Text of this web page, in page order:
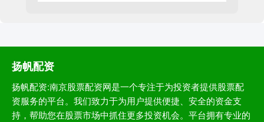
扬帆配资
扬帆配资:南京股票配资网是一个专注于为投资者提供股票配
资服务的平台。我们致力于为用户提供便捷、安全的资金支
持，帮助您在股票市场中抓住更多投资机会。平台拥有专业的